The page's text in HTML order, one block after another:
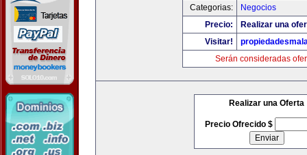
Categorias:
Negocios
Precio:
Realizar una
Visitar!
Serán consideradas
Realizar una Oferta
Precio Ofrecido $